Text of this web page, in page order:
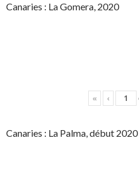
Canaries : La Gomera, 2020
« ‹
Canaries : La Palma, début 2020